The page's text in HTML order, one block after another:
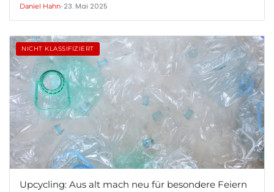
Daniel Hahn•23. Mai 2025
NICHT KLASSIFIZIERT
Upcycling: Aus alt mach neu für besondere Feiern